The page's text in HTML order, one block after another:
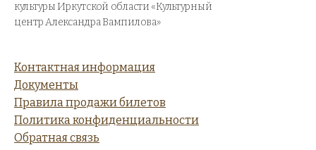
культуры Иркутской области «Культурный
центр Александра Вампилова»
Контактная информация
Документы
Правила продажи билетов
Политика конфиденциальности
Обратная связь